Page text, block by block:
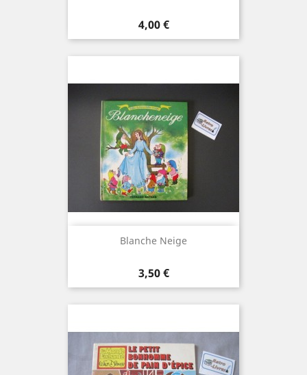
Prix
4,00 €
Blanche Neige
Prix
3,50 €